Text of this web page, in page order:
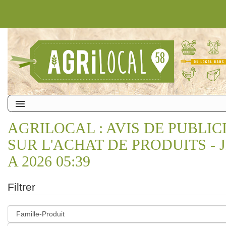
AGRILOCAL : AVIS DE
SUR L'ACHAT DE PRODUITS -
A 2026 05:39
Filtrer